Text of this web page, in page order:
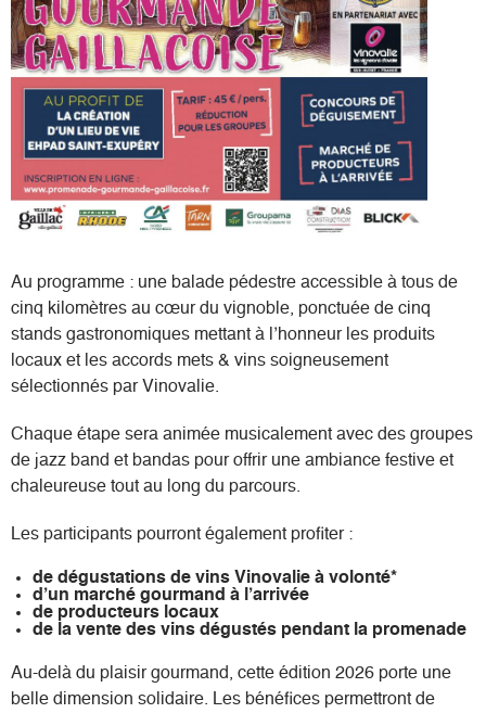
Au programme : une balade pédestre accessible à tous de
cinq kilomètres au cœur du vignoble, ponctuée de cinq
stands gastronomiques mettant à l’honneur les produits
locaux et les accords mets & vins soigneusement
sélectionnés par Vinovalie.
Chaque étape sera animée musicalement avec des groupes
de jazz band et bandas pour offrir une ambiance festive et
chaleureuse tout au long du parcours.
Les participants pourront également profiter :
de dégustations de vins Vinovalie à volonté*
d’un marché gourmand à l’arrivée
de producteurs locaux
de la vente des vins dégustés pendant la promenade
Au-delà du plaisir gourmand, cette édition 2026 porte une
belle dimension solidaire. Les bénéfices permettront de